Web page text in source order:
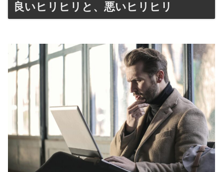
良いヒリヒリと、悪いヒリヒリ